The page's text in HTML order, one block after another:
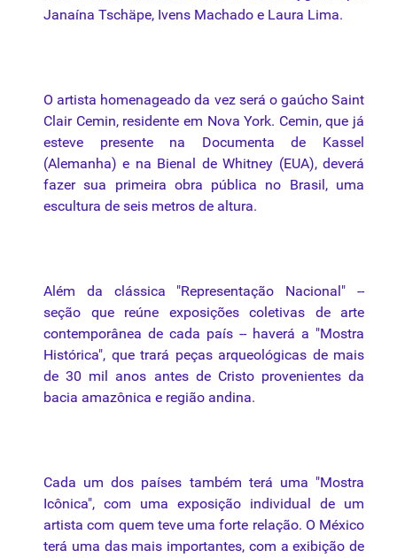
Janaína Tschäpe, Ivens Machado e Laura Lima.
O artista homenageadoda vez será o gaúcho Saint
Clair Cemin, residente em Nova York. Cemin,que já
esteve presente na Documenta de Kassel
(Alemanha) e na Bienal de Whitney (EUA), deverá
fazer sua primeira obra pública no Brasil, uma
escultura de seis metros de altura.
Além da clássica "Representação Nacional" --
seção quereúne exposições coletivas de arte
contemporânea de cada país -- haverá a "Mostra
Histórica", quetrará peças arqueológicas de mais
de 30 mil anos antes de Cristo provenientes da
bacia amazônica e região andina.
Cada um dos países também terá uma "Mostra
Icônica", com uma exposição individual de um
artista com quem teve uma forte relação. O México
terá uma das mais importantes, com a exibição de